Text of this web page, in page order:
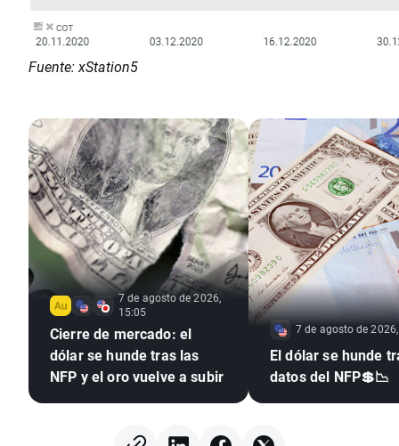
Fuente: xStation5
7 de agosto de 2026,
15:05
Cierre de mercado: el
dólar se hunde tras las
NFP y el oro vuelve a subir
7 de agosto de
El dólar se hunde
datos del NFP💲📉